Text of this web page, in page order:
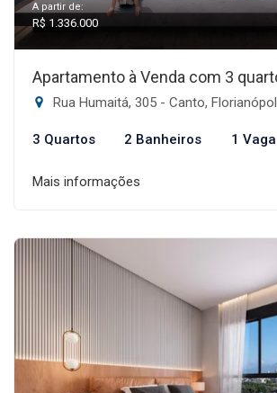
A partir de:
R$ 1.336.000
Apartamento à Venda com 3
Rua Humaitá, 305 - Canto,
3 Quartos 2 Banheiros 1 Vaga
Mais informações